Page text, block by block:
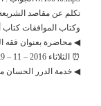
تكلم عن مقاصد الشريعة
وكتاب الموافقات
◀ محاضرة بعنوان فقه
⏰ الثلاثاء 2016 – 11 – 29
◀ خدمة الدرر